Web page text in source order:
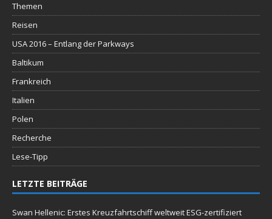
Themen
Reisen
USA 2016 – Entlang der Parkways
Baltikum
Frankreich
Italien
Polen
Recherche
Lese-Tipp
LETZTE BEITRÄGE
Swan Hellenic: Erstes Kreuzfahrtschiff weltweit ESG-zertifiziert